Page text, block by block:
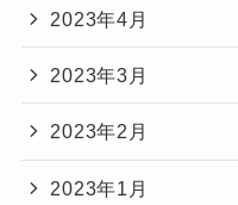
2023年4月
2023年3月
2023年2月
2023年1月